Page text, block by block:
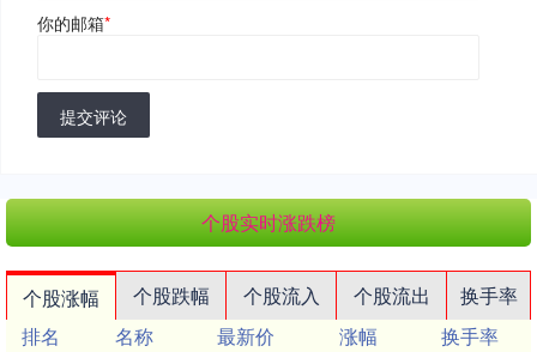
你的邮箱*
提交评论
个股实时涨跌榜
个股涨幅 个股跌幅 个股流入 个股流出
换手率
排名
名称 最新价 涨幅
换手率